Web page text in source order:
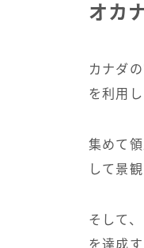
オカ
カナダ
を利用
集めて
して景
そして
を達成